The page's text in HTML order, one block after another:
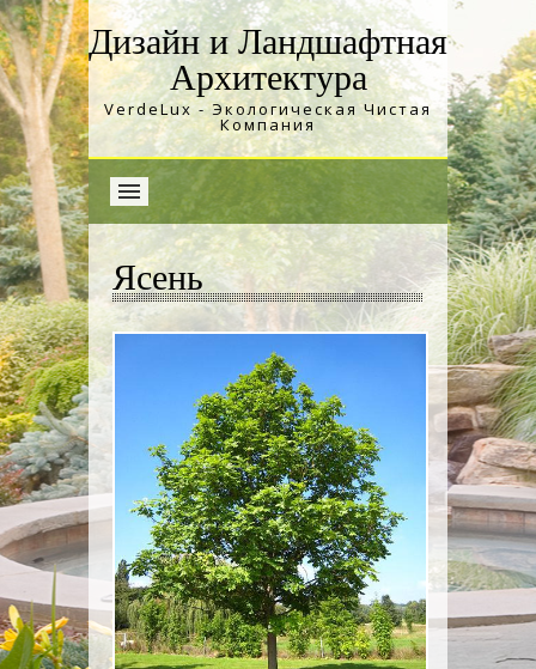
Дизайн и Ландшафтная
Архитектура
VerdeLux - Экологическая Чистая
Компания
Ясень